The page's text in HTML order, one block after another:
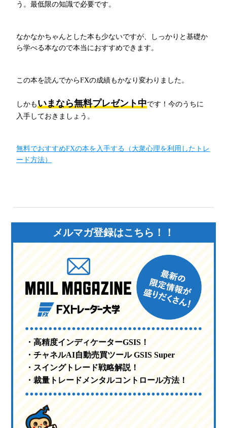
う。最低限の知識で必要です。
なかなかちゃんとした本も少ないですが、しっかりと基礎か
ら学べる本なので本当におすすめできます。
この本を読んでからFXの成績もかなり変わりました。
しかもいまなら無料プレゼント中です！今のうちに
入手しておきましょう。
無料でおすすめFXの本を入手する（大衆心理を利用したトレ
ード方法）
メルマガ登録はこちら！！
・高精度インディケーターGSIS！
・チャネルAI自動売買ツール GSIS Super
・スイングトレード戦略解説！
・裁量トレードメンタルコントロール方法！